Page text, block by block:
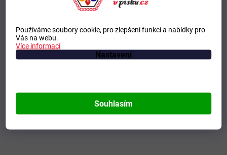
Používáme soubory cookie, pro zlepšení funkcí a nabídky pro
Vás na webu.
Více informací
Nastavení
Souhlasím